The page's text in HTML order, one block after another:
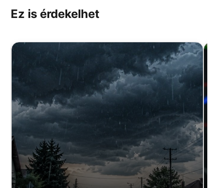
Ez is érdekelhet